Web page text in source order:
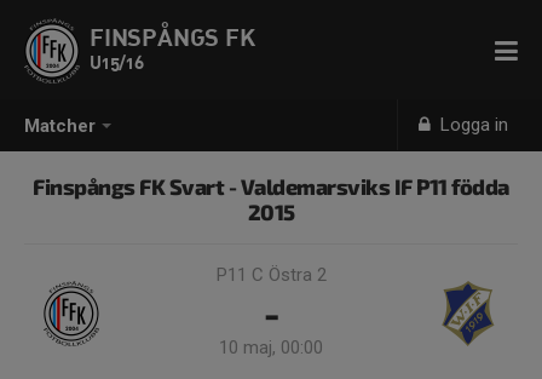
Matcher Logga in
FINSPÅNGS FK
U15/16
Finspångs FK Svart - Valdemarsviks IF P11 födda
2015
P11 C Östra 2
-
10 maj, 00:00